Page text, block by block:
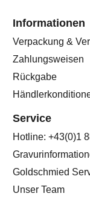
Informationen
Verpackung &
Zahlungsweisen
Rückgabe
Service
Hotline: +43(0)1
Goldschmied
Unser Team